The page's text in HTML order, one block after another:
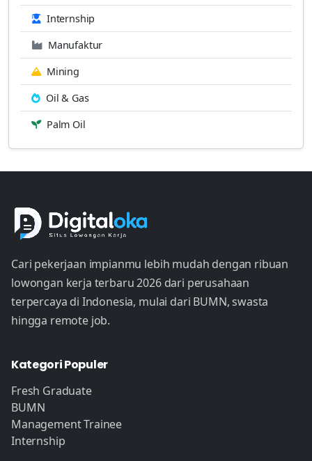
Internship
Manufaktur
Mining
Oil & Gas
Palm Oil
Cari pekerjaan impianmu lebih mudah dengan ribuan
lowongan kerja terbaru 2026 dari perusahaan
terpercaya di Indonesia, mulai dari BUMN, swasta
hingga remote job.
Kategori Populer
Fresh Graduate
BUMN
Management Trainee
Internship